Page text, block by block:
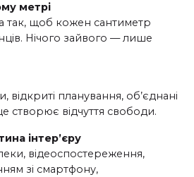
метрі
так, щоб кожен сантиметр
Нічого зайвого — лише
відкриті планування, об’єднані
створює відчуття свободи.
інтер’єру
відеоспостереження,
зі смартфону,